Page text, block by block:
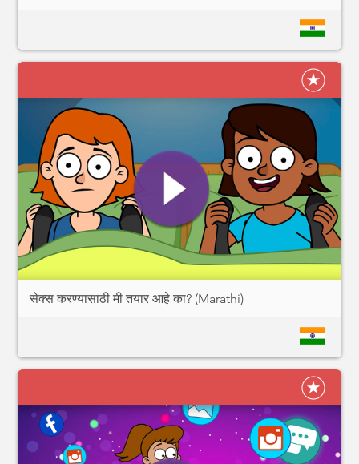
सेक्स करण्यासाठी मी तयार आहे का? (Marathi)